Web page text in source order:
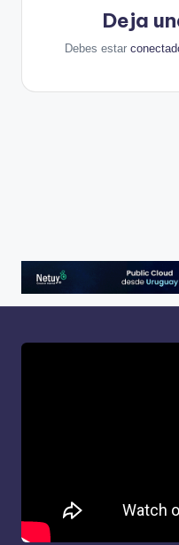
Deja
Debes estar